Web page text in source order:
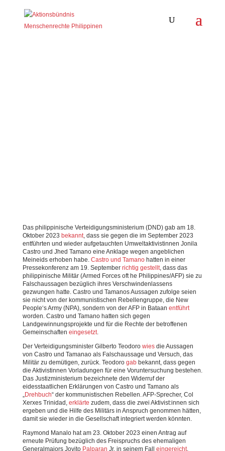
Das philippinische Verteidigungsministerium (DND) gab am 18.
Oktober 2023 bekannt, dass sie gegen die im September 2023
entführten und wieder aufgetauchten Umweltaktivistinnen Jonila
Castro und Jhed Tamano eine Anklage wegen angeblichen
Meineids erhoben habe. Castro und Tamanohatten in einer
Pressekonferenz am 19. September richtig gestellt, dass das
philippinische Militär (Armed Forces oft he Philippines/AFP) sie zu
Falschaussagen bezüglich ihres Verschwindenlassens
gezwungen hatte. Castro und Tamanos Aussagen zufolge seien
sie nicht von der kommunistischen Rebellengruppe, die New
People‘s Army (NPA), sondern von der AFP in Bataan entführt
worden. Castro und Tamano hatten sich gegen
Landgewinnungsprojekte und für die Rechte der betroffenen
Gemeinschaften eingesetzt.
Der Verteidigungsminister Gilberto Teodoro wiesdie Aussagen
von Castro und Tamanao als Falschaussage und Versuch, das
Militär zu demütigen, zurück. Teodoro gabbekannt, dass gegen
die Aktivistinnen Vorladungen für eine Voruntersuchung bestehen.
Das Justizministerium bezeichnete den Widerruf der
eidesstaatlichen Erklärungen von Castro und Tamano als
„Drehbuch“ der kommunistischen Rebellen. AFP-Sprecher, Col
Xerxes Trinidad, erklärte zudem, dass die zwei Aktivist:innen sich
ergeben und die Hilfe des Militärs in Anspruch genommen hätten,
damit sie wieder in die Gesellschaft integriert werden könnten.
Raymond Manalo hat am 23. Oktober 2023 einen Antrag auf
erneute Prüfung bezüglich des Freispruchs des ehemaligen
Generalmajors Jovito Palparan Jr. in seinem Fall eingereicht.